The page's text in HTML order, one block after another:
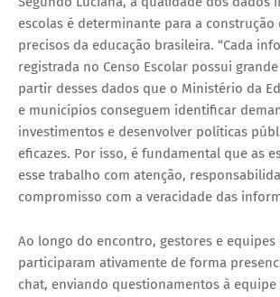
escolas é determinante para a
precisos da educação brasileira. “Cada
registrada no Censo Escolar possui
partir desses dados que o Ministério da
e municípios conseguem identificar
investimentos e desenvolver políticas
eficazes. Por isso, é fundamental que as
esse trabalho com atenção,
compromisso com a veracidade das
Ao longo do encontro, gestores e equipes
participaram ativamente de forma
chat, enviando questionamentos à equipe